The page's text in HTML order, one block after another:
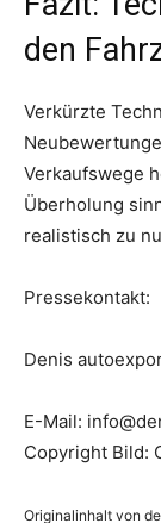
den
Verkürzte
Verkaufswege
Überholung
realistisch zu
Pressekontakt:
Denis
E-Mail:
Copyright Bild:
Originalinhalt von